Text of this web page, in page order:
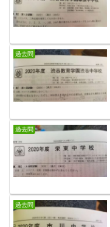
過去問
過去問
過去問